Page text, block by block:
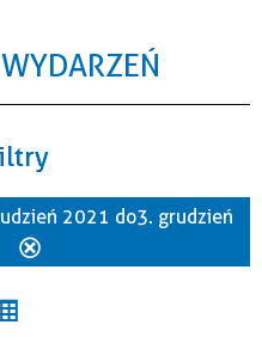
2021 do 3. grudzień